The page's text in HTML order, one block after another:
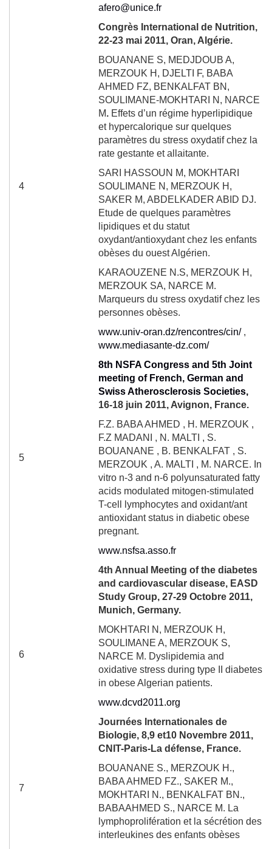
afero@unice.fr
4
Congrès International de Nutrition,
22-23 mai 2011, Oran, Algérie.
BOUANANE S, MEDJDOUB A,
MERZOUK H, DJELTI F, BABA
AHMED FZ, BENKALFAT BN,
SOULIMANE-MOKHTARI N, NARCE
M. Effets d’un régime hyperlipidique
et hypercalorique sur quelques
paramètres du stress oxydatif chez la
rate gestante et allaitante.
SARI HASSOUN M, MOKHTARI
SOULIMANE N, MERZOUK H,
SAKER M, ABDELKADER ABID DJ.
Etude de quelques paramètres
lipidiques et du statut
oxydant/antioxydant chez les enfants
obèses du ouest Algérien.
KARAOUZENE N.S, MERZOUK H,
MERZOUK SA, NARCE M.
Marqueurs du stress oxydatif chez les
personnes obèses.
www.univ-oran.dz/rencontres/cin/,
www.mediasante-dz.com/
5
8th NSFA Congress and 5th Joint
meeting of French, German and
Swiss Atherosclerosis Societies,
16-18 juin 2011, Avignon, France.
F.Z. BABA AHMED , H. MERZOUK ,
F.Z MADANI , N. MALTI , S.
BOUANANE , B. BENKALFAT , S.
MERZOUK , A. MALTI , M. NARCE. In
vitro n-3 and n-6 polyunsaturated fatty
acids modulated mitogen-stimulated
T-cell lymphocytes and oxidant/ant
antioxidant status in diabetic obese
pregnant.
www.nsfsa.asso.fr
6
4th Annual Meeting of the diabetes
and cardiovascular disease, EASD
Study Group, 27-29 Octobre 2011,
Munich, Germany.
MOKHTARI N, MERZOUK H,
SOULIMANE A, MERZOUK S,
NARCE M. Dyslipidemia and
oxidative stress during type II diabetes
in obese Algerian patients.
www.dcvd2011.org
7
Journées Internationales de
Biologie, 8,9 et10 Novembre 2011,
CNIT-Paris-La défense, France.
BOUANANE S., MERZOUK H.,
BABA AHMED FZ., SAKER M.,
MOKHTARI N., BENKALFAT BN.,
BABAAHMED S., NARCE M. La
lymphoprolifération et la sécrétion des
interleukines des enfants obèses